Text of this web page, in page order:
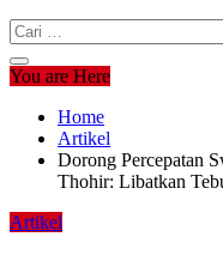
Cari
untuk:
You are Here
Home
Artikel
Dorong Percepatan
Thohir: Libatkan
Artikel